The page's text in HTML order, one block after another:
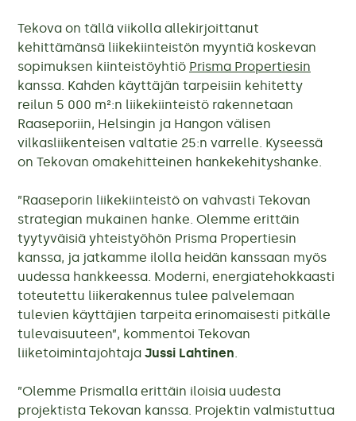
Tekova on tällä viikolla allekirjoittanut
kehittämänsä liikekiinteistön myyntiä koskevan
sopimuksen kiinteistöyhtiö Prisma Propertiesin
kanssa. Kahden käyttäjän tarpeisiin kehitetty
reilun 5 000 m²:n liikekiinteistö rakennetaan
Raaseporiin, Helsingin ja Hangon välisen
vilkasliikenteisen valtatie 25:n varrelle. Kyseessä
on Tekovan omakehitteinen hankekehityshanke.
”Raaseporin liikekiinteistö on vahvasti Tekovan
strategian mukainen hanke. Olemme erittäin
tyytyväisiä yhteistyöhön Prisma Propertiesin
kanssa, ja jatkamme ilolla heidän kanssaan myös
uudessa hankkeessa. Moderni, energiatehokkaasti
toteutettu liikerakennus tulee palvelemaan
tulevien käyttäjien tarpeita erinomaisesti pitkälle
tulevaisuuteen”, kommentoi Tekovan
liiketoimintajohtaja Jussi Lahtinen.
”Olemme Prismalla erittäin iloisia uudesta
projektista Tekovan kanssa. Projektin valmistuttua